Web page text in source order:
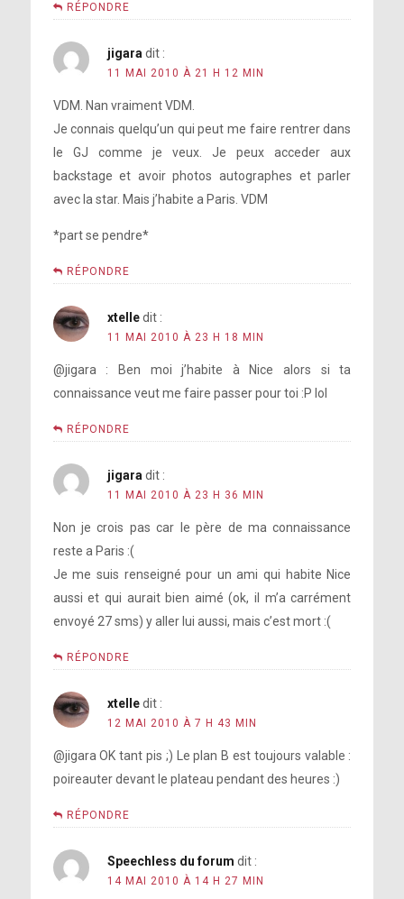
RÉPONDRE
jigara dit :
11 MAI 2010 À 21 H 12 MIN
VDM. Nan vraiment VDM.
Je connais quelqu’un qui peut me faire rentrer dans
le GJ comme je veux. Je peux acceder aux
backstage et avoir photos autographes et parler
avec la star. Mais j’habite a Paris. VDM
*part se pendre*
RÉPONDRE
xtelle dit :
11 MAI 2010 À 23 H 18 MIN
@jigara : Ben moi j’habite à Nice alors si ta
connaissance veut me faire passer pour toi :P lol
RÉPONDRE
jigara dit :
11 MAI 2010 À 23 H 36 MIN
Non je crois pas car le père de ma connaissance
reste a Paris :(
Je me suis renseigné pour un ami qui habite Nice
aussi et qui aurait bien aimé (ok, il m’a carrément
envoyé 27 sms) y aller lui aussi, mais c’est mort :(
RÉPONDRE
xtelle dit :
12 MAI 2010 À 7 H 43 MIN
@jigara OK tant pis ;) Le plan B est toujours valable :
poireauter devant le plateau pendant des heures :)
RÉPONDRE
Speechless du forum dit :
14 MAI 2010 À 14 H 27 MIN